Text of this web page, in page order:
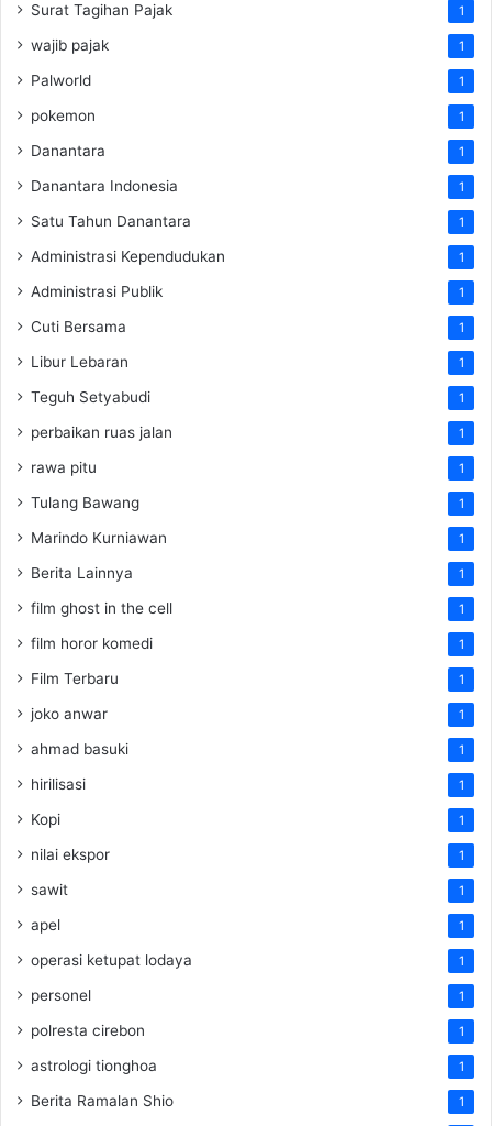
Surat Tagihan Pajak 1
wajib pajak 1
Palworld 1
pokemon 1
Danantara 1
Danantara Indonesia 1
Satu Tahun Danantara 1
Administrasi Kependudukan 1
Administrasi Publik 1
Cuti Bersama 1
Libur Lebaran 1
Teguh Setyabudi 1
perbaikan ruas jalan 1
rawa pitu 1
Tulang Bawang 1
Marindo Kurniawan 1
Berita Lainnya 1
film ghost in the cell 1
film horor komedi 1
Film Terbaru 1
joko anwar 1
ahmad basuki 1
hirilisasi 1
Kopi 1
nilai ekspor 1
sawit 1
apel 1
operasi ketupat lodaya 1
personel 1
polresta cirebon 1
astrologi tionghoa 1
Berita Ramalan Shio 1